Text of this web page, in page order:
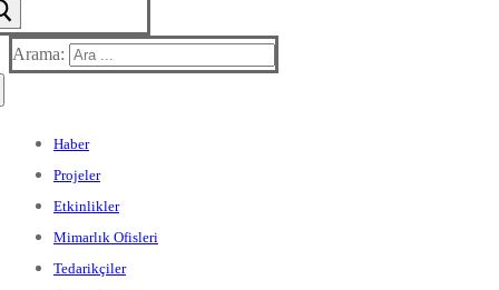
Arama:
Haber
Projeler
Etkinlikler
Mimarlık Ofisleri
Tedarikçiler